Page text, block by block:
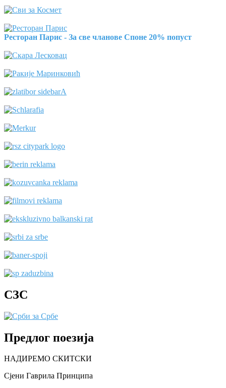
Ресторан Парис - За све чланове Споне 20% попуст
СЗС
Предлог поезија
НАДИРЕМО СКИТСКИ
Сјени Гаврила Принципа